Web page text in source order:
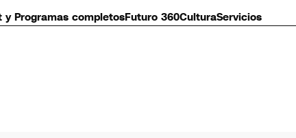
y Programas completosFuturo 360CulturaServicios